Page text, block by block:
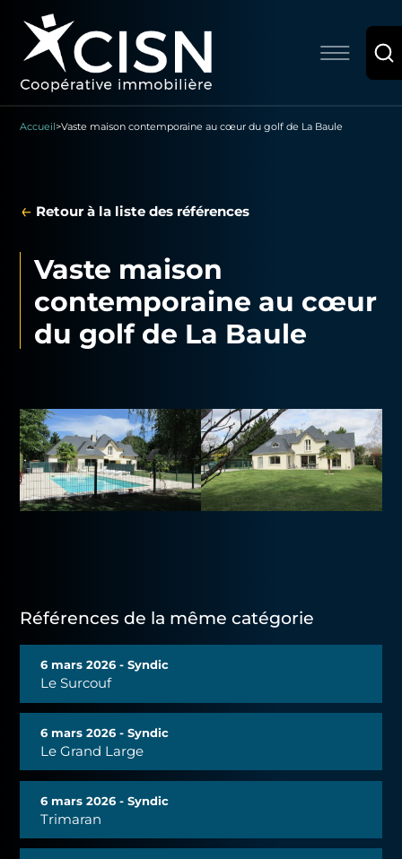
Accueil>Vaste maison contemporaine au cœur du golf de La Baule
← Retour à la liste des références
Vaste maison
contemporaine au cœur
du golf de La Baule
Références de la même catégorie
6 mars 2026 - Syndic
Le Surcouf
6 mars 2026 - Syndic
Le Grand Large
6 mars 2026 - Syndic
Trimaran